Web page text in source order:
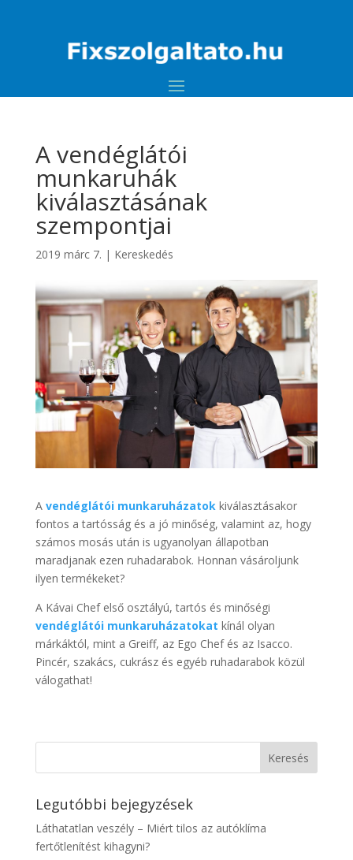
A vendéglátói
munkaruhák
kiválasztásának
szempontjai
2019 márc 7. | Kereskedés
A vendéglátói munkaruházatokkiválasztásakor
fontos a tartósság és a jó minőség, valamint az, hogy
számos mosás után is ugyanolyan állapotban
maradjanak ezen ruhadarabok. Honnan vásároljunk
ilyen termékeket?
A Kávai Chef első osztályú, tartós és minőségi
vendéglátói munkaruházatokat kínál olyan
márkáktól, mint a Greiff, az Ego Chef és az Isacco.
Pincér, szakács, cukrász és egyéb ruhadarabok közül
válogathat!
Legutóbbi bejegyzések
Láthatatlan veszély – Miért tilos az autóklíma
fertőtlenítést kihagyni?